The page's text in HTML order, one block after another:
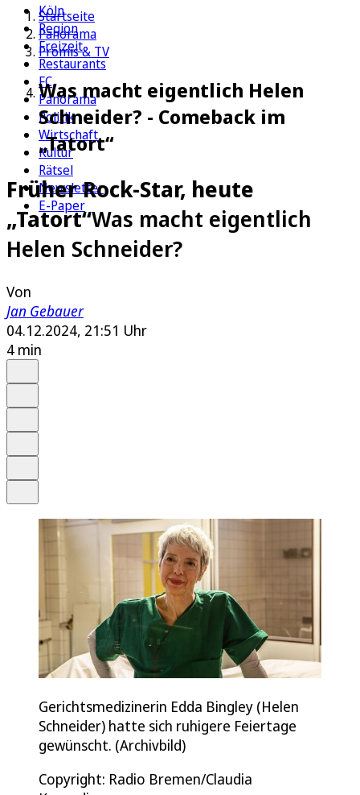
Köln
Region
Freizeit
Restaurants
FC
Panorama
Politik
Wirtschaft
Kultur
Rätsel
Newsletter
E-Paper
Startseite
Panorama
Promis & TV
Was macht eigentlich Helen
Schneider? - Comeback im
„Tatort“
Früher Rock-Star, heute
„Tatort“Was macht eigentlich
Helen Schneider?
Von
Jan Gebauer
04.12.2024, 21:51 Uhr
4 min
Gerichtsmedizinerin Edda Bingley (Helen
Schneider) hatte sich ruhigere Feiertage
gewünscht. (Archivbild)
Copyright: Radio Bremen/Claudia